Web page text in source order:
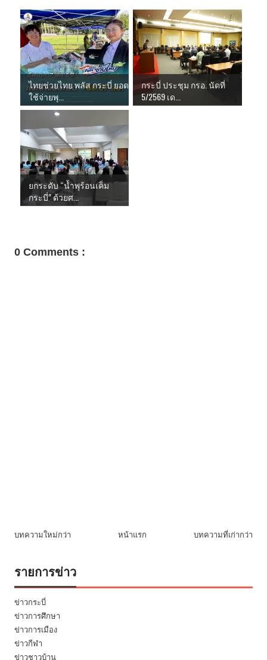
ไทยช่วยไทย พลัส กระบี่ ยอด
ใช้จ่ายพุ...
กระบี่ ประชุม กรอ. นัดที่
5/2569 เด...
ยกระดับ “น้ำพุร้อนเค็ม
กระบี่” ด้วยศ...
0 Comments :
บทความใหม่กว่า บทความที่เก่ากว่า
หน้าแรก
รายการข่าว
ข่าวกระบี่
ข่าวการศึกษา
ข่าวการเมือง
ข่าวกีฬา
ข่าวชาวบ้าน